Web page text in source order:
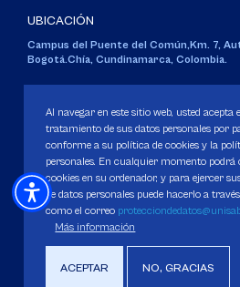
UBICACIÓN
Campus del Puente del Común,Km. 7,
Bogotá.Chía, Cundinamarca, Colombia.
Personería Jurídica:Resolución 130 del 14
Ministerio de Educación Nacional.
Política de Protección de datos
Derechos Pecuniarios
Al navegar en este sitio web, usted acepta
tratamiento de sus datos personales por
conforme a su política de cookies y la
personales. En cualquier momento podrá
cookies en su ordenador, y para ejercer
de datos personales puede hacerlo a
como el correo
Más información
ACEPTAR NO, GRACIAS